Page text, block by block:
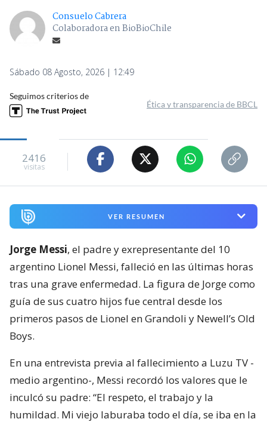
Consuelo Cabrera
Colaboradora en BioBioChile
Sábado 08 Agosto, 2026 | 12:49
Seguimos criterios de
Ética y transparencia de BBCL
2416
visitas
VER RESUMEN
Jorge Messi, el padre y exrepresentante del 10
argentino Lionel Messi, falleció en las últimas horas
tras una grave enfermedad. La figura de Jorge como
guía de sus cuatro hijos fue central desde los
primeros pasos de Lionel en Grandoli y Newell’s Old
Boys.
En una entrevista previa al fallecimiento a Luzu TV -
medio argentino-, Messi recordó los valores que le
inculcó su padre: “El respeto, el trabajo y la
humildad. Mi viejo laburaba todo el día, se iba en la